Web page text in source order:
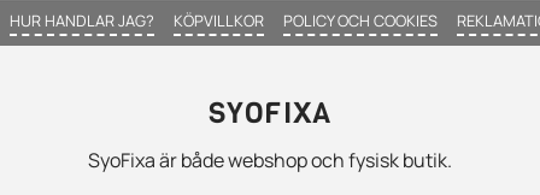
HUR HANDLAR JAG? KÖPVILLKOR POLICY OCH COOKIES
SYOFIXA
SyoFixa är både webshop och fysisk butik.